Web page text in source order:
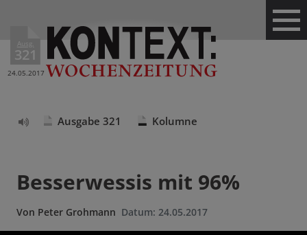
Ausg.
321
24.05.2017
Ausgabe 321 Kolumne
Besserwessis mit 96%
Von Peter Grohmann Datum: 24.05.2017